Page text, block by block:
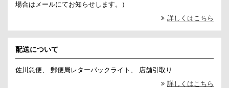
場合はメールにてお知らせします。）
詳しくはこちら
配送について
佐川急便、 郵便局レターパックライト、 店舗引取り
詳しくはこちら